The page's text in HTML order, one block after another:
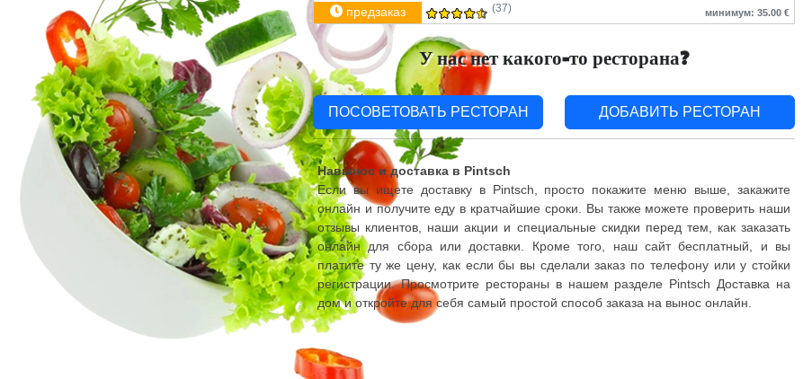
предзаказ (37) минимум: 35.00 €
У нас нет какого-то ресторана?
ПОСОВЕТОВАТЬ РЕСТОРАН ДОБАВИТЬ РЕСТОРАН
Навынос и доставка в Pintsch
Если вы ищете доставку в Pintsch, просто покажите меню выше, закажите
онлайн и получите еду в кратчайшие сроки. Вы также можете проверить наши
отзывы клиентов, наши акции и специальные скидки перед тем, как заказать
онлайн для сбора или доставки. Кроме того, наш сайт бесплатный, и вы
платите ту же цену, как если бы вы сделали заказ по телефону или у стойки
регистрации. Просмотрите рестораны в нашем разделе Pintsch Доставка на
дом и откройте для себя самый простой способ заказа на вынос онлайн.